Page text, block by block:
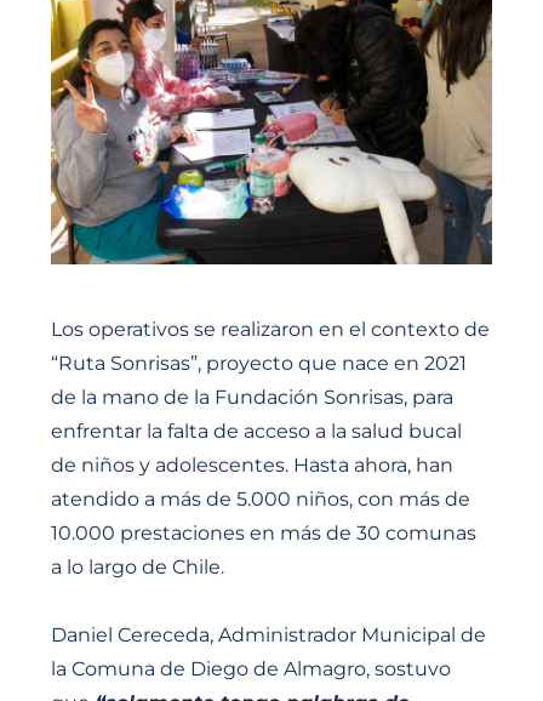
Los operativos se realizaron en el contexto de
“Ruta Sonrisas”, proyecto que nace en 2021
de la mano de la Fundación Sonrisas, para
enfrentar la falta de acceso a la salud bucal
de niños y adolescentes. Hasta ahora, han
atendido a más de 5.000 niños, con más de
10.000 prestaciones en más de 30 comunas
a lo largo de Chile.
Daniel Cereceda, Administrador Municipal de
la Comuna de Diego de Almagro, sostuvo